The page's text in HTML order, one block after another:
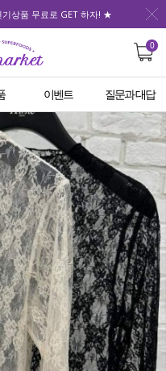
상품 무료로 GET 하자! ★
0
이벤트 질문과 대답